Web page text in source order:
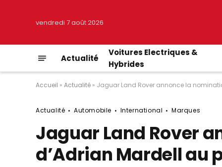
vendredi 7 août 2026
Actualité
Voitures Electriques &
Hybrides
Accueil » Actualité » Jaguar Land Rover annonce la
Actualité Automobile International Marques
Jaguar Land Rover
d’Adrian Mardell au